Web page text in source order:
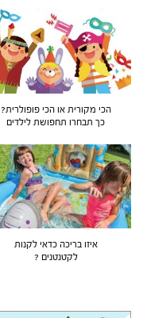
הכי מקורית או הכי פופולרית?
כך תבחרו תחפושת לילדים
איזו בריכה כדאי לקנות
לקטנטנים ?